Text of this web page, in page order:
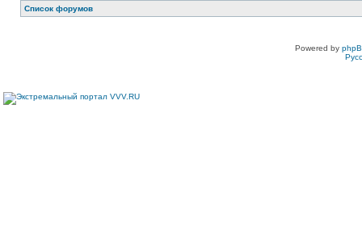
Список форумов
Powered by